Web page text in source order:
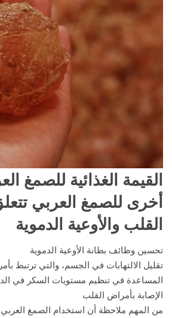
القيمة الغذائية للصمغ
أخرى للصمغ العربي
القلب والأوعية الدموية
تحسين وظائف بطانة الأوعية الدموية
تقليل الالتهابات في الجسم، والتي ترتبط
المساعدة في تنظيم مستويات السكر في
الإصابة بأمراض القلب
من المهم ملاحظة أن استخدام الصمغ